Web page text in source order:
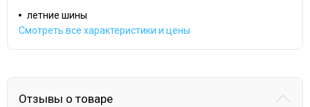
летние шины
Смотреть все характеристики и цены
Отзывы о товаре